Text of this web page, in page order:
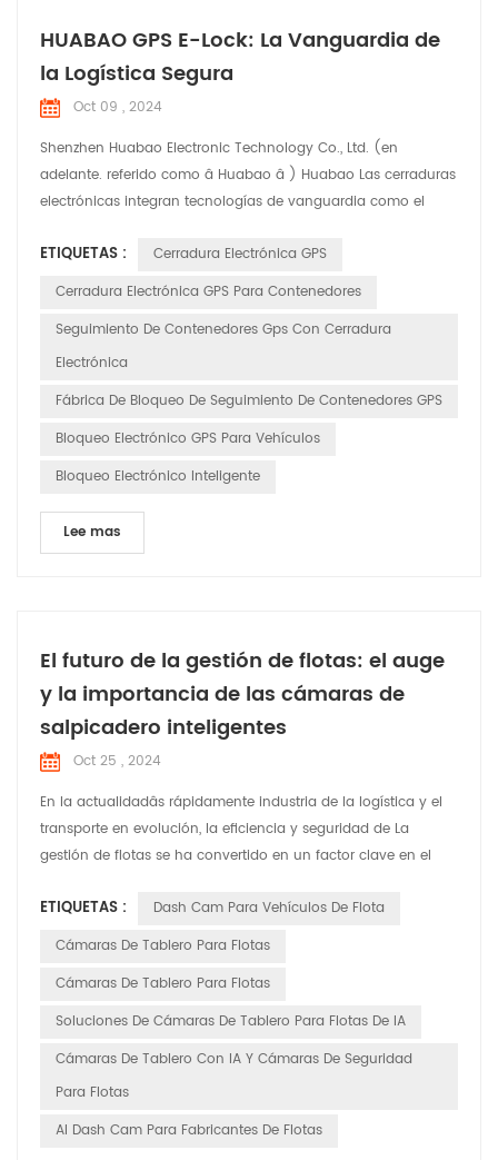
HUABAO GPS E-Lock: La Vanguardia de
la Logística Segura
Oct 09 , 2024
Shenzhen Huabao Electronic Technology Co., Ltd. (en
adelante. referido como â Huabao â ) Huabao Las cerraduras
electrónicas integran tecnologías de vanguardia como el
que ofrece seguridad integral soluciones para la industria
logística. Productos destacados: 1. Seguimiento y monitoreo
ETIQUETAS :
Cerradura Electrónica GPS
Cerradura Electrónica GPS Para Contenedores
Seguimiento De Contenedores Gps Con Cerradura
Electrónica
Fábrica De Bloqueo De Seguimiento De Contenedores GPS
Bloqueo Electrónico GPS Para Vehículos
Bloqueo Electrónico Inteligente
Lee mas
El futuro de la gestión de flotas: el auge
y la importancia de las cámaras de
salpicadero inteligentes
Oct 25 , 2024
En la actualidadâs rápidamente industria de la logística y el
transporte en evolución, la eficiencia y seguridad de La
gestión de flotas se ha convertido en un factor clave en el
los avances tecnológicos, las cámaras de tablero inteligentes
tienen transformado de simples herramientas de grabación
ETIQUETAS :
Dash Cam Para Vehículos De Flota
Cámaras De Tablero Para Flotas
Cámaras De Tablero Para Flotas
Soluciones De Cámaras De Tablero Para Flotas De IA
Cámaras De Tablero Con IA Y Cámaras De Seguridad
Para Flotas
AI Dash Cam Para Fabricantes De Flotas